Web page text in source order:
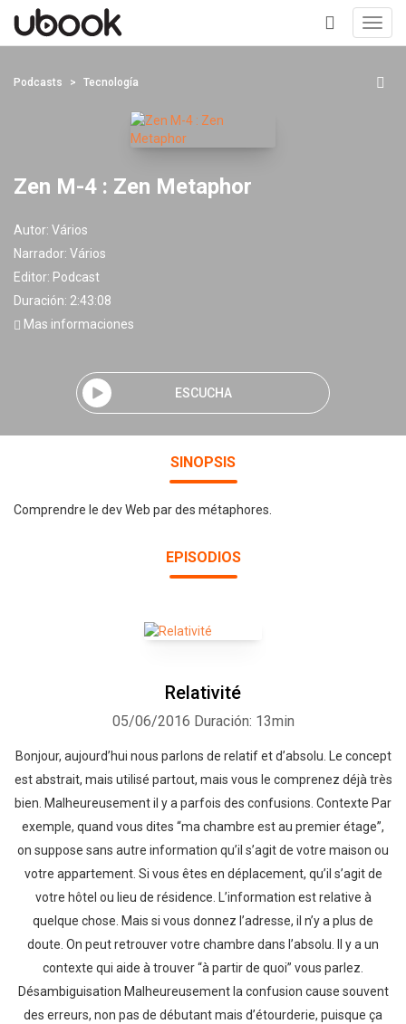
+
Podcasts Tecnología
Zen M-4 : Zen Metaphor
Autor: Vários
Narrador: Vários
Editor: Podcast
Duración: 2:43:08
Mas informaciones
ESCUCHA
SINOPSIS
Comprendre le dev Web par des métaphores.
EPISODIOS
Relativité
05/06/2016 Duración: 13min
Bonjour, aujourd’hui nous parlons de relatif et d’absolu. Le concept
est abstrait, mais utilisé partout, mais vous le comprenez déjà très
bien. Malheureusement il y a parfois des confusions. Contexte Par
exemple, quand vous dites “ma chambre est au premier étage”,
on suppose sans autre information qu’il s’agit de votre maison ou
votre appartement. Si vous êtes en déplacement, qu’il s’agit de
votre hôtel ou lieu de résidence. L’information est relative à
quelque chose. Mais si vous donnez l’adresse, il n’y a plus de
doute. On peut retrouver votre chambre dans l’absolu. Il y a un
contexte qui aide à trouver “à partir de quoi” vous parlez.
Désambiguisation Malheureusement la confusion cause souvent
des erreurs, non pas de débutant mais d’étourderie, puisque ça